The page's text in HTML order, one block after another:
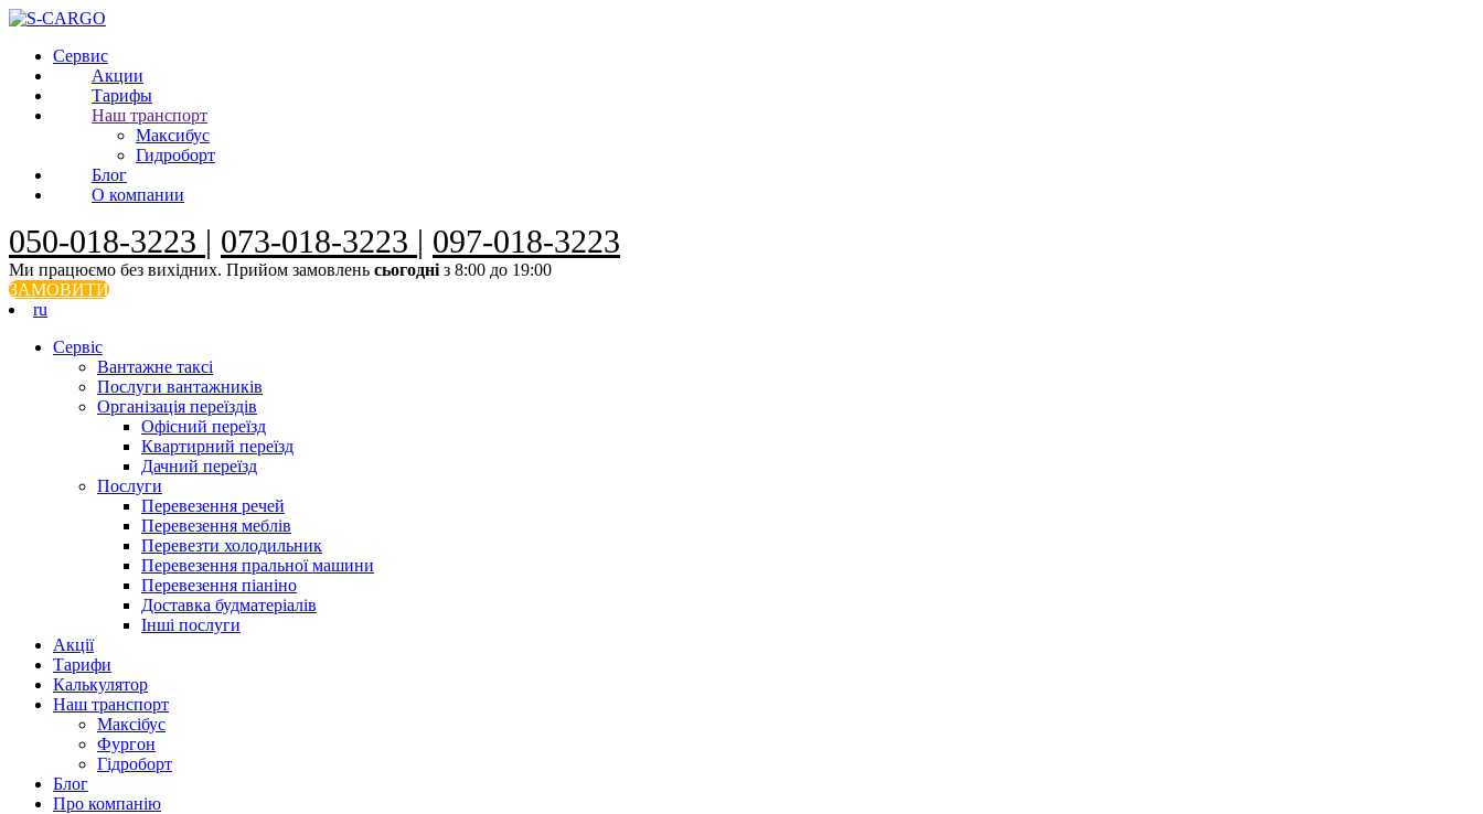
Сервис
Акции
Тарифы
Наш транспорт
Максибус
Гидроборт
Блог
О компании
050-018-3223 | 073-018-3223 | 097-018-3223
Ми працюємо без вихідних. Прийом замовлень сьогодні з 8:00 до 19:00
ЗАМОВИТИ
ru
Сервiс
Вантажне таксі
Послуги вантажників
Організація переїздів
Офісний переїзд
Квартирний переїзд
Дачний переїзд
Послуги
Перевезення речей
Перевезення меблів
Перевезти холодильник
Перевезення пральної машини
Перевезення піаніно
Доставка будматеріалів
Інші послуги
Акції
Тарифи
Калькулятор
Наш транспорт
Максібус
Фургон
Гідроборт
Блог
Про компанію